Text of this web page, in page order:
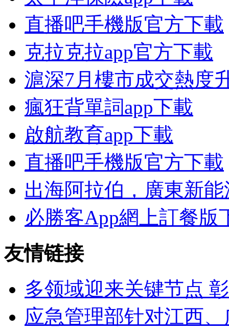
直播吧手機版官方下載
克拉克拉app官方下載
滬深7月樓市成交熱度
瘋狂背單詞app下載
啟航教育app下載
直播吧手機版官方下載
出海阿拉伯，廣東新
必勝客App網上訂餐版
友情链接
多领域迎来关键节点
应急管理部针对江西